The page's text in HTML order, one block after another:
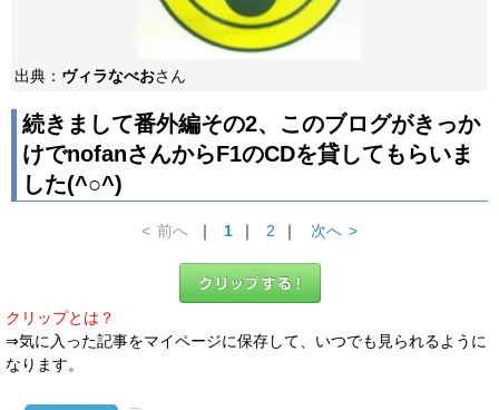
出典： ヴィラなべおさん
続きまして番外編その2、このブログがきっか
けでnofanさんからF1のCDを貸してもらいま
した(^○^)
< 前へ ｜ 1 ｜ 2 ｜ 次へ >
クリップとは？
⇒気に入った記事をマイページに保存して、いつでも見られるように
なります。